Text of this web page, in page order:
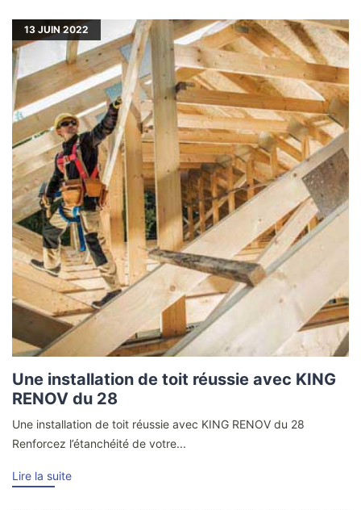
13 JUIN 2022
Une installation de toit réussie avec KING
RENOV du 28
Une installation de toit réussie avec KING RENOV du 28
Renforcez l’étanchéité de votre...
Lire la suite